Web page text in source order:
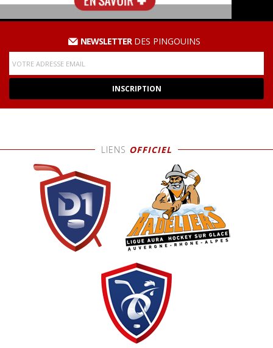
NEWSLETTERDES PINGOUINS
LIENS OFFICIEL